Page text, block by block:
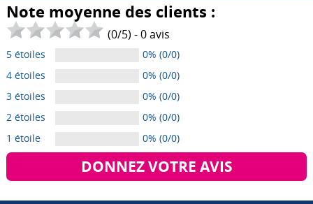
Note moyenne des clients :
(0/5) -0avis
5 étoiles
0% (0/0)
4 étoiles
0% (0/0)
3 étoiles
0% (0/0)
2 étoiles
0% (0/0)
1 étoile
0% (0/0)
DONNEZ VOTRE AVIS